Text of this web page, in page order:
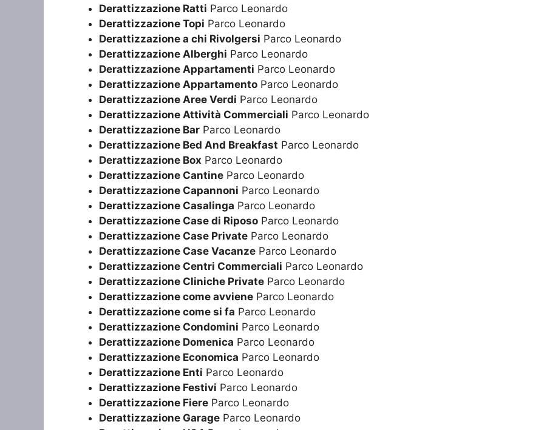
Derattizzazione Ratti Parco Leonardo
Derattizzazione Topi Parco Leonardo
Derattizzazione a chi Rivolgersi Parco Leonardo
Derattizzazione Alberghi Parco Leonardo
Derattizzazione Appartamenti Parco Leonardo
Derattizzazione Appartamento Parco Leonardo
Derattizzazione Aree Verdi Parco Leonardo
Derattizzazione Attività Commerciali Parco Leonardo
Derattizzazione Bar Parco Leonardo
Derattizzazione Bed And Breakfast Parco Leonardo
Derattizzazione Box Parco Leonardo
Derattizzazione Cantine Parco Leonardo
Derattizzazione Capannoni Parco Leonardo
Derattizzazione Casalinga Parco Leonardo
Derattizzazione Case di Riposo Parco Leonardo
Derattizzazione Case Private Parco Leonardo
Derattizzazione Case Vacanze Parco Leonardo
Derattizzazione Centri Commerciali Parco Leonardo
Derattizzazione Cliniche Private Parco Leonardo
Derattizzazione come avviene Parco Leonardo
Derattizzazione come si fa Parco Leonardo
Derattizzazione Condomini Parco Leonardo
Derattizzazione Domenica Parco Leonardo
Derattizzazione Economica Parco Leonardo
Derattizzazione Enti Parco Leonardo
Derattizzazione Festivi Parco Leonardo
Derattizzazione Fiere Parco Leonardo
Derattizzazione Garage Parco Leonardo